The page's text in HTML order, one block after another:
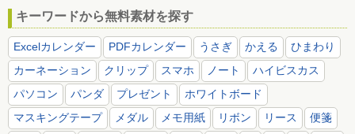
キーワードから無料素材を探す
Excelカレンダー PDFカレンダー うさぎ かえる
ひまわり
カーネーション
クリップ スマホ ノート
ハイビスカス
パソコン
パンダ プレゼント
ホワイトボード
マスキングテープ
メダル メモ用紙 リボン リース
便箋